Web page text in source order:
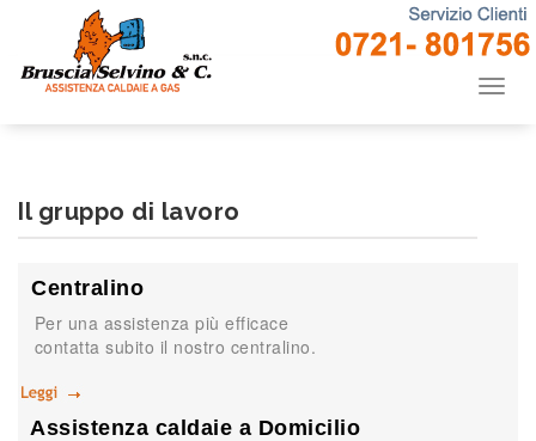
Salta
contenuto
Il gruppo di lavoro
Centralino
Per una assistenza più efficace
contatta subito il nostro centralino.
Assistenza caldaie a Domicilio